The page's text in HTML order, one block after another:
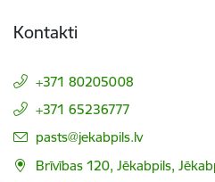
Kontakti
+371 80205008
+371 65236777
E-pasts:
pasts@jekabpils.lv
Brīvības 120, Jēkabpils,